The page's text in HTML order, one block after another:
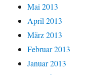
Mai 2013
April 2013
März 2013
Februar 2013
Januar 2013